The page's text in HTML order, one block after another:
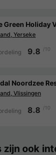
Green Holiday
Yerseke
9.8 /10
Noordzee
Vlissingen
8.8 /10
zijn ook